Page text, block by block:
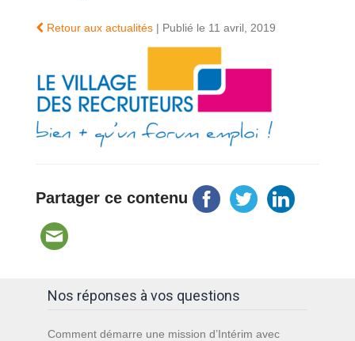
Retour aux actualités | Publié le 11 avril, 2019
Partager ce contenu
Nos réponses à vos questions
Comment démarre une mission d’Intérim avec